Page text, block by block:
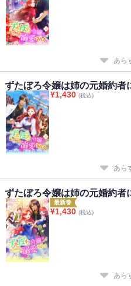
あら
ずたぼろ令嬢は姉の元婚約者
¥1,430 (税込)
あら
ずたぼろ令嬢は姉の元婚約者
最新巻
¥1,430 (税込)
あら